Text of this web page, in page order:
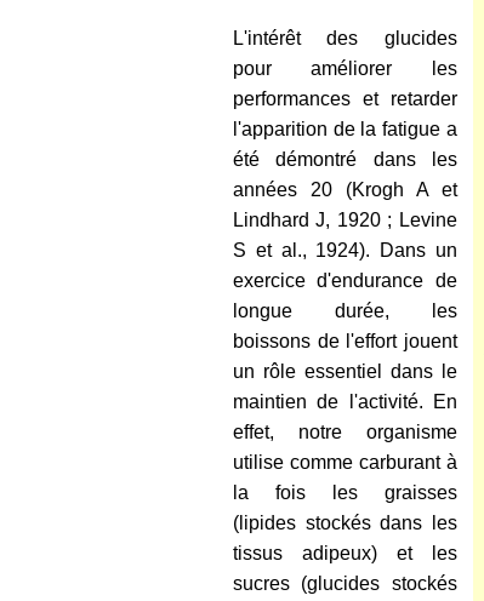
L'intérêt des glucides
pour améliorer les
performances et retarder
l'apparition de la fatigue a
été démontré dans les
années 20 (Krogh A et
Lindhard J, 1920 ; Levine
S et al., 1924). Dans un
exercice d'endurance de
longue durée, les
boissons de l'effort jouent
un rôle essentiel dans le
maintien de l'activité. En
effet, notre organisme
utilise comme carburant à
la fois les graisses
(lipides stockés dans les
tissus adipeux) et les
sucres (glucides stockés